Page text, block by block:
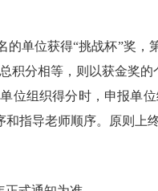
的单位获得“挑战杯”奖，
分相等，则以获金奖
位组织得分时，申报单位
指导老师顺序。原则上